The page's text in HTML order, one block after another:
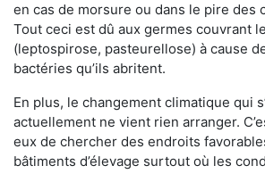
en cas de morsure ou dans le pire des
Tout ceci est dû aux germes couvrant
(leptospirose, pasteurellose) à cause
bactéries qu’ils abritent.
En plus, le changement climatique qui
actuellement ne vient rien arranger.
eux de chercher des endroits
bâtiments d’élevage surtout où les